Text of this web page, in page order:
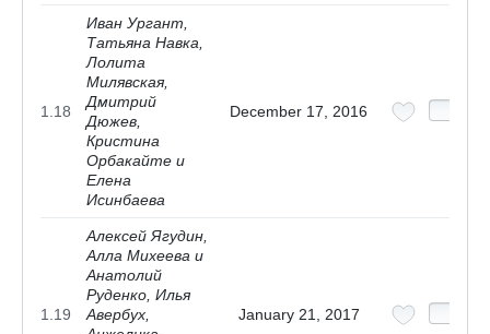
1.18
Иван Ургант,
Татьяна Навка,
Лолита
Милявская,
Дмитрий
Дюжев,
Кристина
Орбакайте и
Елена
Исинбаева
December 17, 2016
1.19
Алексей Ягудин,
Алла Михеева и
Анатолий
Руденко, Илья
Авербух,
January 21, 2017